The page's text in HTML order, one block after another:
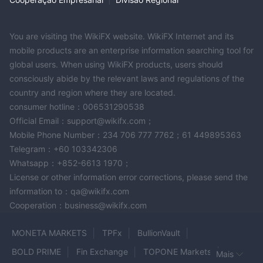
telefone e e-mail oferece opções alternativas para quem
geral, FxBitCapital O atendimento ao cliente da é considerado
confiável e ágil, com várias opções disponíveis para os
comerciantes buscarem assistência.
nota: estes prós e contras são subjetivos e podem variar
dependendo da experiência do indivíduo com FxBitCapital
atendimento ao cliente.
Exposição do usuário no WikiFX
Em nosso site, você pode ver que
de saque e golpes. Os comerciantes são encorajados a
considerar os riscos associados à negociação em uma
plataforma não regulamentada. Você pode verificar nossa
You are visiting the WikiFX website. WikiFX Internet and its
mobile products are an enterprise information searching tool for
global users. When using WikiFX products, users should
consciously abide by the relevant laws and regulations of the
country and region where they are located.
consumer hotline：006531290538
Official Email：support@wikifx.com；
Mobile Phone Number：234 706 777 7762；61 449895363
Telegram：+60 103342306
Whatsapp：+852-6613 1970；
License or other information error corrections, please send the
information to：qa@wikifx.com
Cooperation：business@wikifx.com
MONETA MARKETS TPFx
BullionVault
BOLD PRIME
Fin Exchange TOPONE Markets Mais